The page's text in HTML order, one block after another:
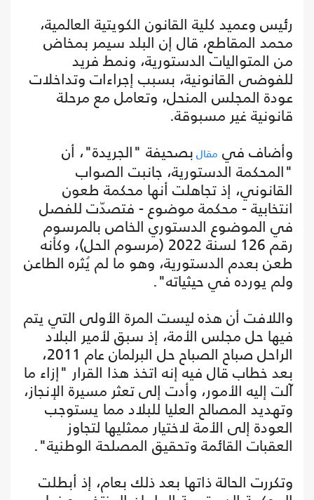
رئيس وعميد كلية القانون الكويتية العالمية،
محمد المقاطع، قال إن البلد سيمر بمخاض
من المتواليات الدستورية، ونمط فريد
للفوضى القانونية، بسبب إجراءات وتداخلات
عودة المجلس المنحل، وتعامل مع مرحلة
قانونية غير مسبوقة.
وأضاف في مقال بصحيفة "الجريدة"، أن
"المحكمة الدستورية، جانبت الصواب
القانوني، إذ تجاهلت أنها محكمة طعون
انتخابية - محكمة موضوع - فتصدّت للفصل
في الموضوع الدستوري الخاص بالمرسوم
رقم 126 لسنة 2022 (مرسوم الحل)، وكأنه
طعن بعدم الدستورية، وهو ما لم يُثره الطاعن
ولم يورده في حيثياته".
واللافت أن هذه ليست المرة الأولى التي يتم
فيها حل مجلس الأمة، إذ سبق لأمير البلاد
الراحل صباح الصباح حل البرلمان عام 2011،
بعد خطاب قال فيه إنه اتخذ هذا القرار "إزاء ما
آلت إليه الأمور، وأدت إلى تعثر مسيرة الإنجاز،
وتهديد المصالح العليا للبلاد مما يستوجب
العودة إلى الأمة لاختيار ممثليها لتجاوز
العقبات القائمة وتحقيق المصلحة الوطنية".
وتكررت الحالة ذاتها بعد ذلك بعام، إذ أبطلت